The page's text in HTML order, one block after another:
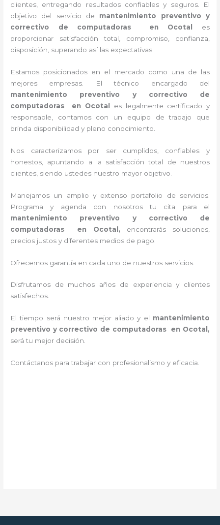
clientes, entregando resultados confiables y seguros. El
objetivo del servicio de mantenimiento preventivo y
correctivo de computadoras en Ocotal es
proporcionar satisfacción total, compromiso, confianza,
disposición, superando así las expectativas.
Estamos posicionados en el mercado como una de las
mejores empresas. El técnico encargado del
mantenimiento preventivo y correctivo de
computadoras en Ocotal
es legalmente certificado y
responsable, contamos con un equipo de trabajo que
brinda disponibilidad y pleno conocimiento.
Nos caracterizamos por ser cumplidos, confiables y
honestos, apuntando a la satisfacción total de nuestros
clientes, siendo ustedes nuestro mayor objetivo.
Manejamos un amplio y extenso portafolio de servicios.
Programa y agenda con nosotros tu cita para el
mantenimiento preventivo y correctivo de
computadoras en Ocotal, encontrarás soluciones,
precios justos y diferentes medios de pago.
Ofrecemos garantía en cada uno de nuestros servicios.
Disfrutamos de muchos años de experiencia y clientes
satisfechos.
El tiempo será nuestro mejor aliado y el mantenimiento
preventivo y correctivo de computadoras en Ocotal,
será tu mejor decisión.
Contáctanos para trabajar con profesionalismo y eficacia.